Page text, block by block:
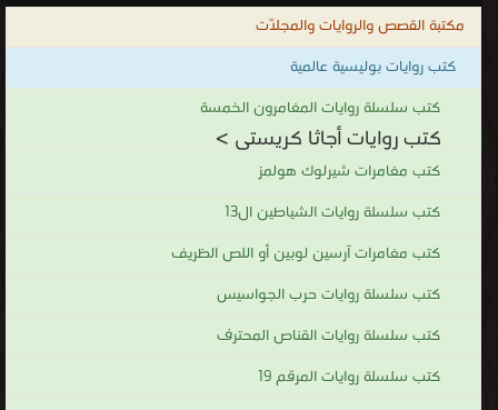
مكتبة القصص والروايات والمجلّات
كتب روايات بوليسية عالمية
كتب سلسلة روايات المغامرون الخمسة
كتب روايات أجاثا كريستى >
كتب مغامرات شيرلوك هولمز
كتب سلسلة روايات الشياطين ال13
كتب مغامرات آرسين لوبين أو اللص الظريف
كتب سلسلة روايات حرب الجواسيس
كتب سلسلة روايات القناص المحترف
كتب سلسلة روايات المرقم 19